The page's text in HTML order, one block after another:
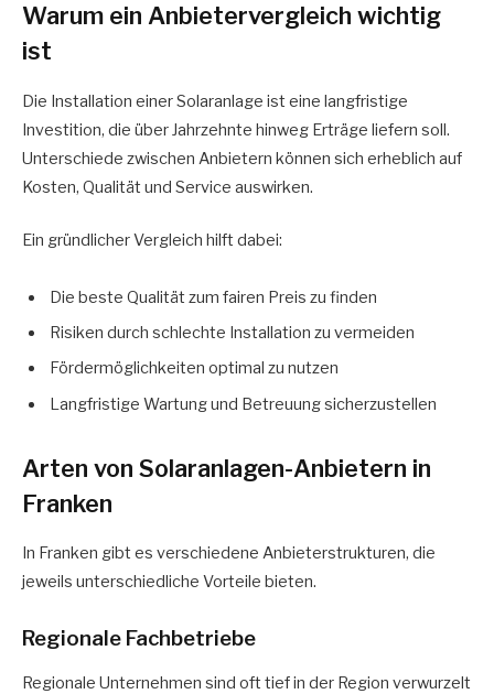
Warum ein Anbietervergleich wichtig
ist
Die Installation einer Solaranlage ist eine langfristige
Investition, die über Jahrzehnte hinweg Erträge liefern soll.
Unterschiede zwischen Anbietern können sich erheblich auf
Kosten, Qualität und Service auswirken.
Ein gründlicher Vergleich hilft dabei:
Die beste Qualität zum fairen Preis zu finden
Risiken durch schlechte Installation zu vermeiden
Fördermöglichkeiten optimal zu nutzen
Langfristige Wartung und Betreuung sicherzustellen
Arten von Solaranlagen-Anbietern in
Franken
In Franken gibt es verschiedene Anbieterstrukturen, die
jeweils unterschiedliche Vorteile bieten.
Regionale Fachbetriebe
Regionale Unternehmen sind oft tief in der Region verwurzelt